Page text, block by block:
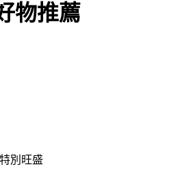
物推薦
別旺盛